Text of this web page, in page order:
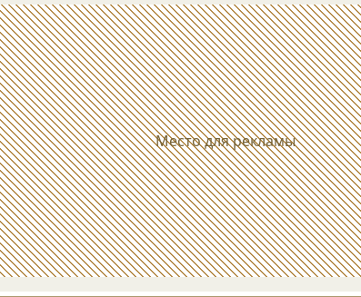
Место для рекламы